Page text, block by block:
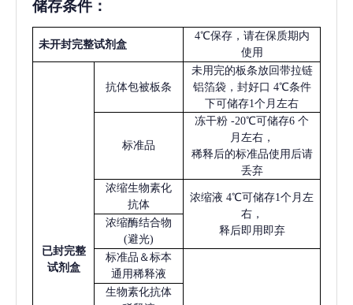
储存条件：
未开封完整试剂盒
4℃保存，请在保质期内
使用
已封完整
试剂盒
抗体包被板条
未用完的板条放回带拉链
铝箔袋，封好口 4℃条件
下可储存1个月左右
标准品
冻干粉 -20℃可储存6 个
月左右，
稀释后的标准品使用后请
丢弃
浓缩生物素化
抗体
浓缩液 4℃可储存1个月左
右，
释后即用即弃
浓缩酶结合物
(避光)
标准品＆标本
通用稀释液
生物素化抗体